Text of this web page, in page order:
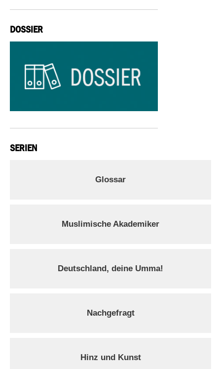
DOSSIER
SERIEN
Glossar
Muslimische Akademiker
Deutschland, deine Umma!
Nachgefragt
Hinz und Kunst